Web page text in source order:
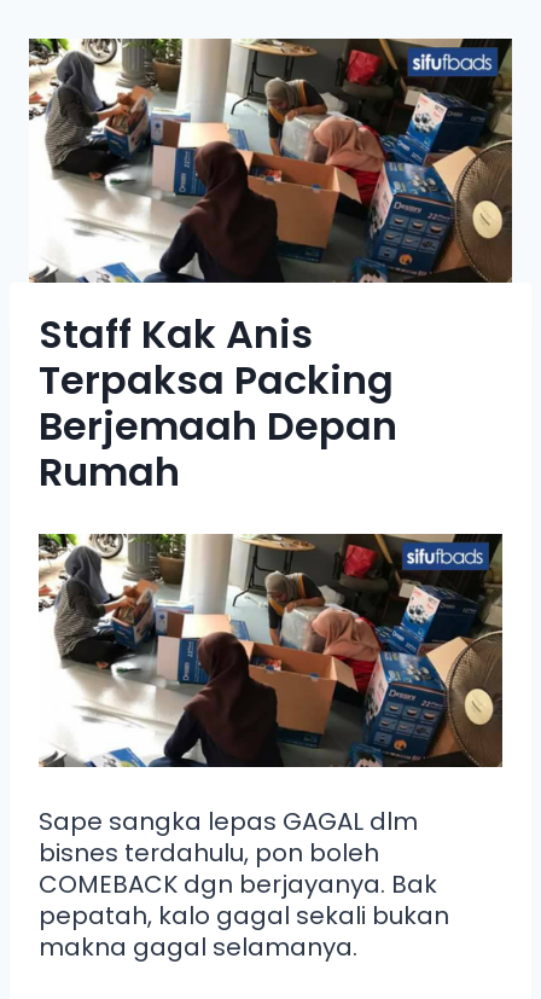
Staff Kak Anis
Terpaksa Packing
Berjemaah Depan
Rumah
Sape sangka lepas GAGAL dlm
bisnes terdahulu, pon boleh
COMEBACK dgn berjayanya. Bak
pepatah, kalo gagal sekali bukan
makna gagal selamanya.